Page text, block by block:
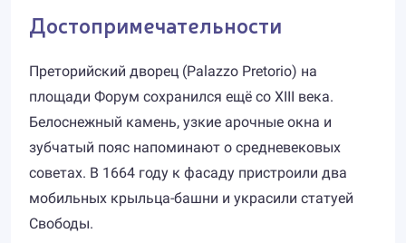
Достопримечательности
Преторийский дворец (Palazzo Pretorio) на
площади Форум сохранился ещё со XIII века.
Белоснежный камень, узкие арочные окна и
зубчатый пояс напоминают о средневековых
советах. В 1664 году к фасаду пристроили два
мобильных крыльца-башни и украсили статуей
Свободы.